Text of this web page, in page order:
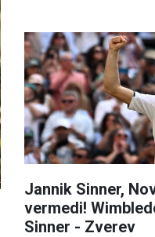
Jannik Sinner,
vermedi!
Sinner - Zverev